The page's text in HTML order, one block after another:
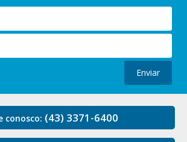
Enviar
conosco: (43) 3371-6400